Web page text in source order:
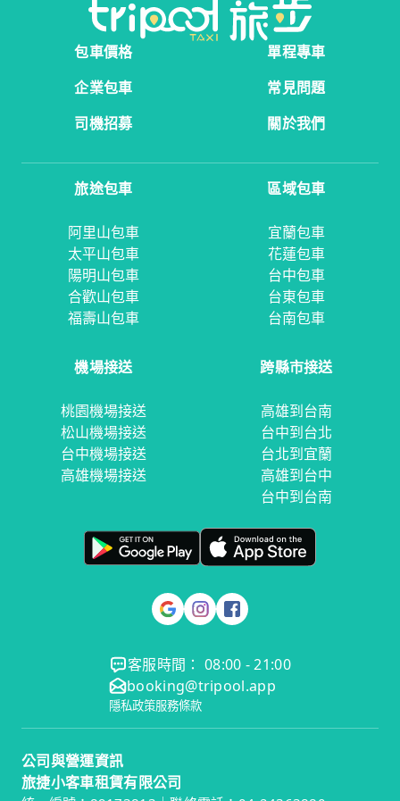
包車價格
單程專車
企業包車
常見問題
司機招募
關於我們
旅途包車
阿里山包車
太平山包車
陽明山包車
合歡山包車
福壽山包車
區域包車
宜蘭包車
花蓮包車
台中包車
台東包車
台南包車
機場接送
桃園機場接送
松山機場接送
台中機場接送
高雄機場接送
跨縣市接送
高雄到台南
台中到台北
台北到宜蘭
高雄到台中
台中到台南
客服時間： 08:00 - 21:00
booking@tripool.app
隱私政策服務條款
公司與營運資訊
旅捷小客車租賃有限公司